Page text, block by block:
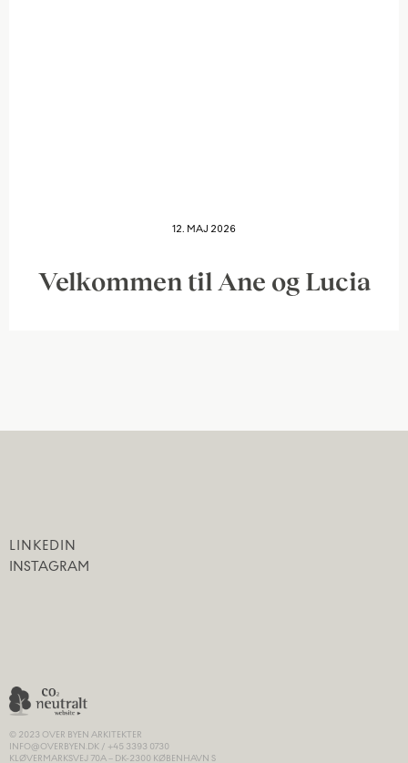
Velkommen til Ane og Lucia
12. MAJ 2026
LINKEDIN
INSTAGRAM
© 2023​ OVER BYEN ARKITEKTER
INFO@OVERBYEN.DK / +45 3393 0730
KLØVERMARKSVEJ 70A – DK-2300 KØBENHAVN S